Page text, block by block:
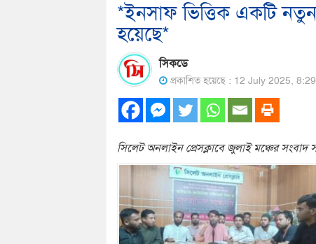
*ইনসাফ ভিত্তিক একটি নতুন
হয়েছে*
সিকডে
প্রকাশিত হয়েছে : 12 July 2025,
সিলেট অনলাইন প্রেসক্লাবে জুলাই মঞ্চের সংবাদ